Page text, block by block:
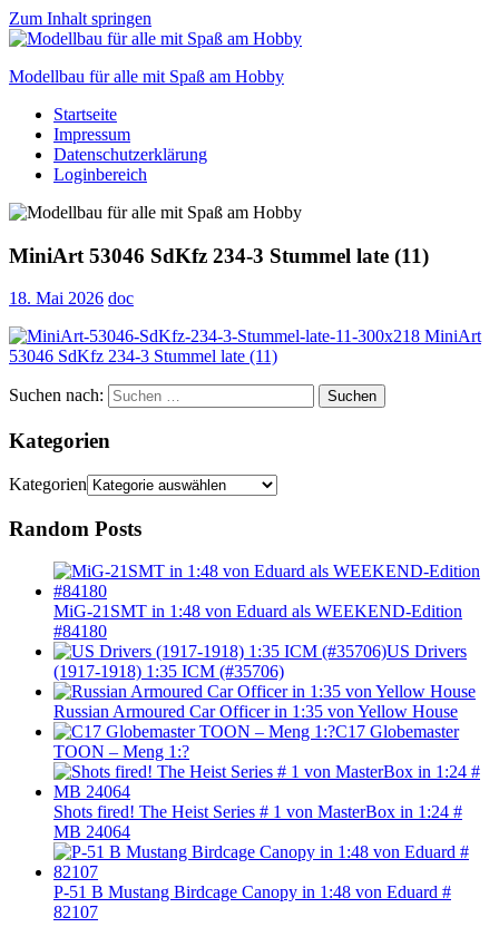
Zum Inhalt springen
Modellbau für alle mit Spaß am Hobby
Scale
modelling
to
Startseite
Impressum
Datenschutzerklärung
Loginbereich
MiniArt 53046 SdKfz 234-3 Stummel late (11)
18. Mai 2026 doc
Suchen nach: Suchen
Kategorien
Kategorien
Random Posts
MiG-21SMT in 1:48 von Eduard als WEEKEND-Edition
#84180
US Drivers
(1917-1918) 1:35 ICM (#35706)
Russian Armoured Car Officer in 1:35 von Yellow House
C17 Globemaster
TOON – Meng 1:?
Shots fired! The Heist Series # 1 von MasterBox in 1:24 #
MB 24064
P-51 B Mustang Birdcage Canopy in 1:48 von Eduard #
82107